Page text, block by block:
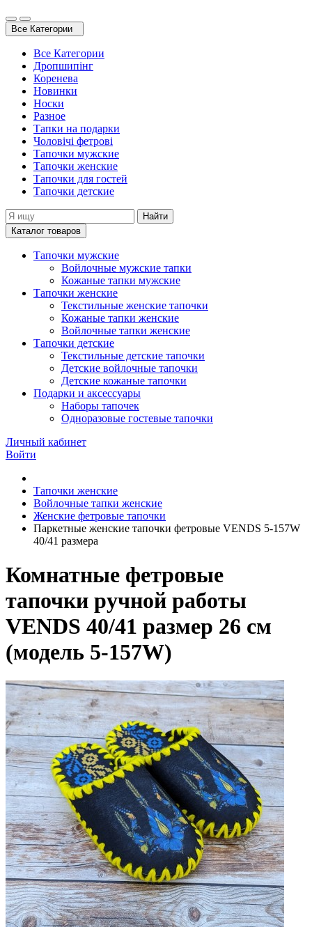
Все Категории
Все Категории
Дропшипінг
Коренева
Новинки
Носки
Разное
Тапки на подарки
Чоловічі фетрові
Тапочки мужские
Тапочки женские
Тапочки для гостей
Тапочки детские
Найти
Каталог товаров
Тапочки мужские
Войлочные мужские тапки
Кожаные тапки мужские
Тапочки женские
Текстильные женские тапочки
Кожаные тапки женские
Войлочные тапки женские
Тапочки детские
Текстильные детские тапочки
Детские войлочные тапочки
Детские кожаные тапочки
Подарки и аксессуары
Наборы тапочек
Одноразовые гостевые тапочки
Личный кабинет
Войти
Тапочки женские
Войлочные тапки женские
Женские фетровые тапочки
Паркетные женские тапочки фетровые VENDS 5-157W
40/41 размера
Комнатные фетровые
тапочки ручной работы
VENDS 40/41 размер 26 см
(модель 5-157W)